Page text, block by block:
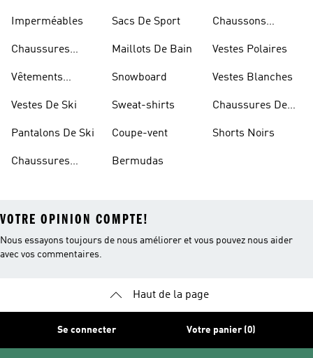
Imperméables
Chaussures
Vêtements
Vestes De Ski
Pantalons De Ski
Chaussures
Sacs De Sport
Maillots De Bain
Snowboard
Sweat-shirts
Coupe-vent
Bermudas
Chaussons
Vestes Polaires
Vestes Blanches
Chaussures De
Shorts Noirs
VOTRE OPINION COMPTE!
Nous essayons toujours de nous améliorer et vous pouvez nous aider
avec vos commentaires.
Haut de la page
Se connecter Votre panier (0)